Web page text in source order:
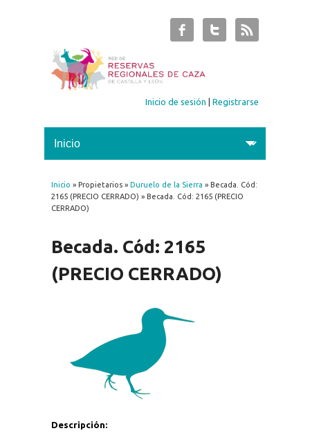
Inicio de sesión |Registrarse
Se encuentra usted aquí
Inicio » Propietarios » Duruelo de la Sierra » Becada. Cód:
2165 (PRECIO CERRADO) » Becada. Cód: 2165 (PRECIO
CERRADO)
Becada. Cód: 2165
(PRECIO CERRADO)
Descripción: